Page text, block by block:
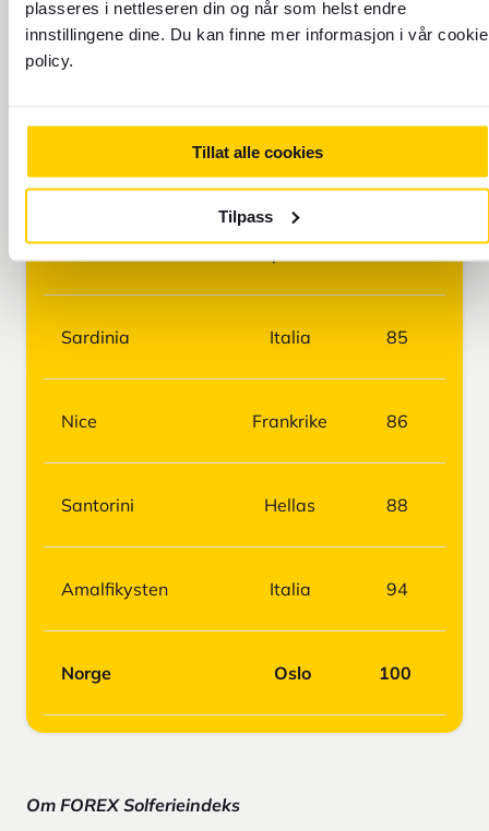
plasseres i nettleseren din og når som helst endre
innstillingene dine. Du kan finne mer informasjon i vår cookie
policy.
Tillat alle cookies
Tilpass
Sardinia Italia 85
Nice Frankrike 86
Santorini Hellas 88
Amalfikysten Italia 94
Norge Oslo 100
Om FOREXSolferieindeks